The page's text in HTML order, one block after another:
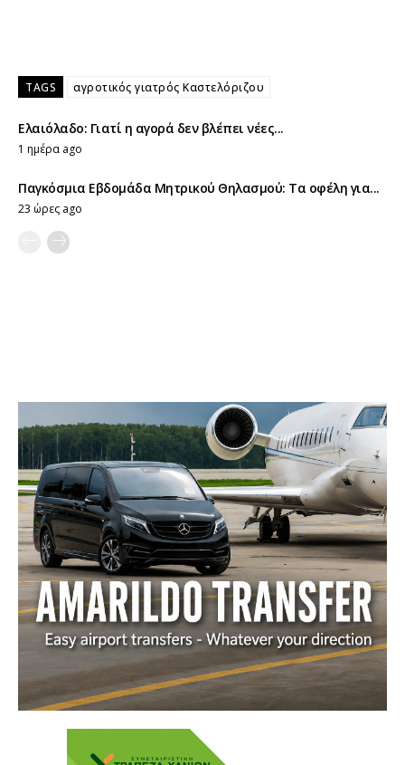
TAGS αγροτικός γιατρός Καστελόριζου
Ελαιόλαδο: Γιατί η αγορά δεν βλέπει νέες...
1 ημέρα ago
Παγκόσμια Εβδομάδα Μητρικού Θηλασμού: Τα οφέλη για...
23 ώρες ago